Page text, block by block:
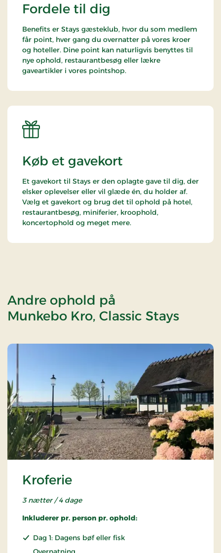
Fordele til dig
Benefits er Stays gæsteklub, hvor du som medlem
får point, hver gang du overnatter på vores kroer
og hoteller. Dine point kan naturligvis benyttes til
nye ophold, restaurantbesøg eller lækre
gaveartikler i vores pointshop.
Køb et gavekort
Et gavekort til Stays er den oplagte gave til dig, der
elsker oplevelser eller vil glæde én, du holder af.
Vælg et gavekort og brug det til ophold på hotel,
restaurantbesøg, miniferier, kroophold,
koncertophold og meget mere.
Andre ophold på
Munkebo Kro, Classic Stays
Kroferie
3 nætter / 4 dage
Inkluderer pr. person pr. ophold:
Dag 1: Dagens bøf eller fisk